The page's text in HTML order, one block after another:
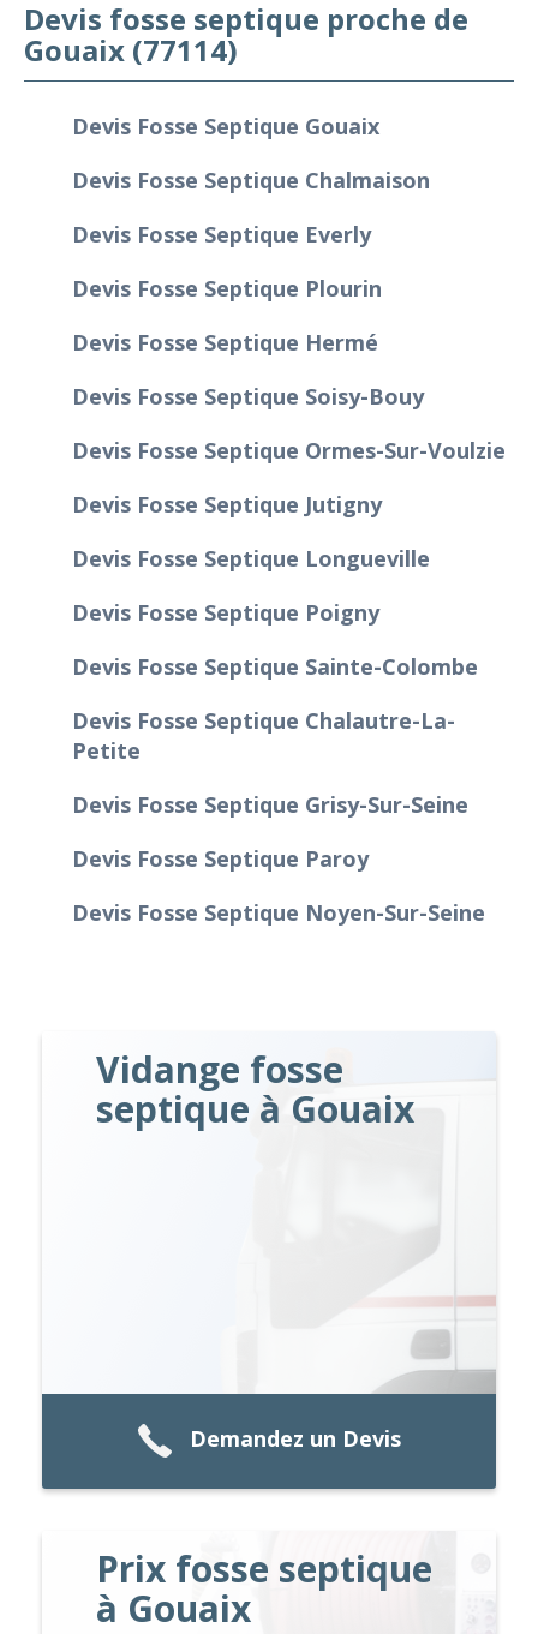
Devis fosse septique proche de
Gouaix (77114)
Devis Fosse Septique Gouaix
Devis Fosse Septique Chalmaison
Devis Fosse Septique Everly
Devis Fosse Septique Plourin
Devis Fosse Septique Hermé
Devis Fosse Septique Soisy-Bouy
Devis Fosse Septique Ormes-Sur-Voulzie
Devis Fosse Septique Jutigny
Devis Fosse Septique Longueville
Devis Fosse Septique Poigny
Devis Fosse Septique Sainte-Colombe
Devis Fosse Septique Chalautre-La-
Petite
Devis Fosse Septique Grisy-Sur-Seine
Devis Fosse Septique Paroy
Devis Fosse Septique Noyen-Sur-Seine
Vidange fosse
septique à Gouaix
Demandez un Devis
Prix fosse septique
à Gouaix